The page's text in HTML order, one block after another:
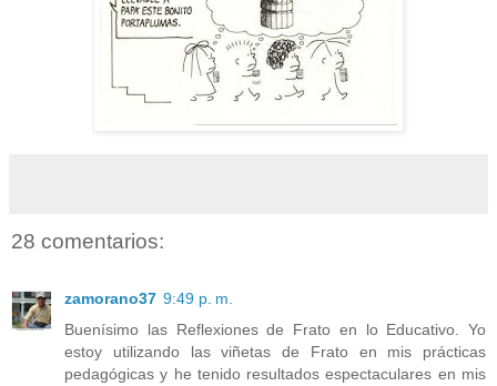
28 comentarios:
zamorano37 9:49 p. m.
Buenísimo las Reflexiones de Frato en lo Educativo. Yo
estoy utilizando las viñetas de Frato en mis prácticas
pedagógicas y he tenido resultados espectaculares en mis